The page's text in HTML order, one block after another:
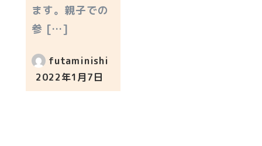
ます。親子での
参 […]
futaminishi
投稿日
2022年1月7日